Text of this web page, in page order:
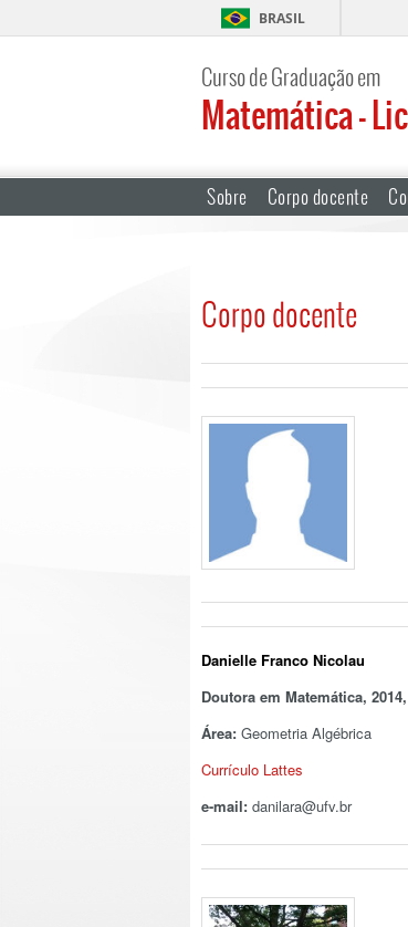
BRASIL
Curso de Graduação em
Matemática –
Sobre Corpo docente
Corpo docente
Danielle Franco Nicolau
Doutora em Matemática,
Área: Geometria Algébrica
Currículo Lattes
e-mail: danilara@ufv.br